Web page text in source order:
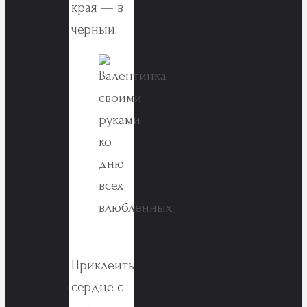
края — в
черный.
Приклеить
сердце с